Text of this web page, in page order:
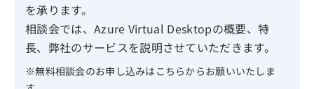
を承ります。
相談会では、Azure Virtual Desktopの概要、特
長、弊社のサービスを説明させていただきます。
無料相談会のお申し込みはこちらからお願いいたしま